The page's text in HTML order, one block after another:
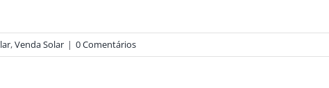
,Venda Solar | 0 Comentários